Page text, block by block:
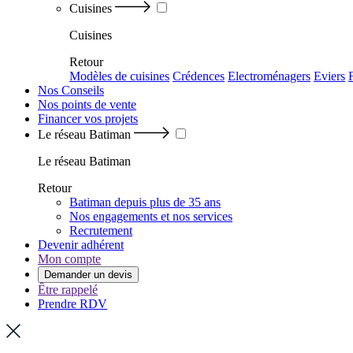
Cuisines
Cuisines
Retour
Modèles de cuisines Crédences Electroménagers Eviers
Nos Conseils
Nos points de vente
Financer vos projets
Le réseau Batiman
Le réseau Batiman
Retour
Batiman depuis plus de 35 ans
Nos engagements et nos services
Recrutement
Devenir adhérent
Mon compte
Demander un devis
Être rappelé
Prendre RDV